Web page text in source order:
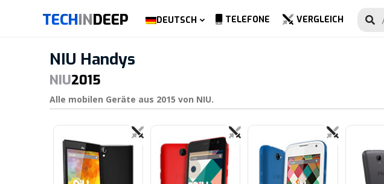
TECHINDEEP DEUTSCH TELEFONE VERGLEICH
NIU Handys
NIU2015
Alle mobilen Geräte aus 2015 von NIU.